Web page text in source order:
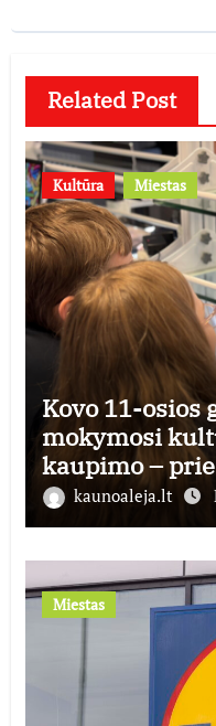
Related Post
Kultūra Miestas
Kovo 11-osios
mokymosi
kaupimo –
taikymo
kaunoaleja.lt
Miestas